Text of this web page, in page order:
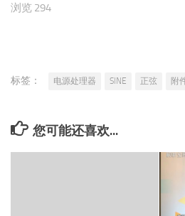
浏览 294
标签： 电源处理器 SINE 正弦 附
您可能还喜欢...